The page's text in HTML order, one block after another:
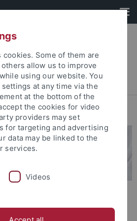
Digital Education
... AIS
System (AIS)
System (AIS)“ wird eine Open-
cookies. Some of them are
allow us to improve
using our website. You
at any time via the
at the bottom of the
the cookies for video
providers may set
for targeting and advertising
data may be linked to the
services.
Videos